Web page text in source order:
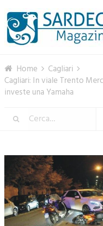
Home
Cagliari
Cagliari: In viale Trento
investe una Yamaha